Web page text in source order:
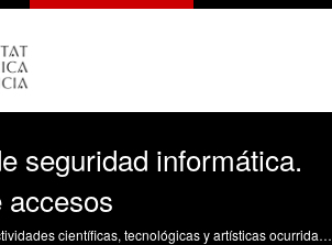
seguridad informática.
accesos
Divulgación de las actividades científicas, tecnológicas y artísticas ocurridas en los tres campus de la UPV